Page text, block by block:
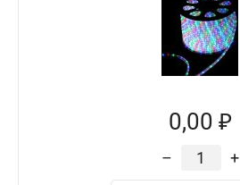
0,00 ₽
– +